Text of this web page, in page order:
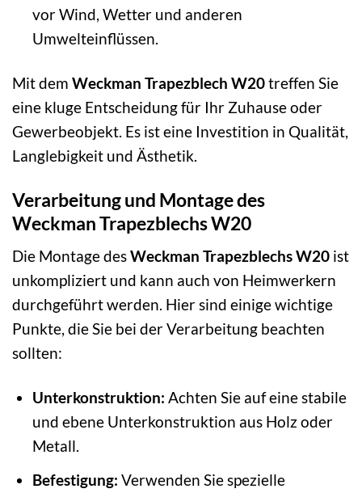
vor Wind, Wetter und anderen
Umwelteinflüssen.
Mit dem Weckman Trapezblech W20treffen Sie
eine kluge Entscheidung für Ihr Zuhause oder
Gewerbeobjekt. Es ist eine Investition in Qualität,
Langlebigkeit und Ästhetik.
Verarbeitung und Montage des
Weckman Trapezblechs W20
Die Montage desWeckman Trapezblechs W20 ist
unkompliziert und kann auch von Heimwerkern
durchgeführt werden. Hier sind einige wichtige
Punkte, die Sie bei der Verarbeitung beachten
sollten:
Unterkonstruktion: Achten Sie auf eine stabile
und ebene Unterkonstruktion aus Holz oder
Metall.
Befestigung: Verwenden Sie spezielle